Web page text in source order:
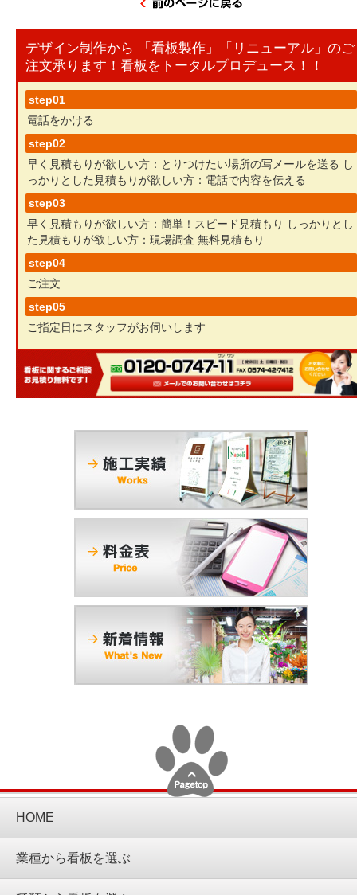
デザイン制作から 「看板製作」「リニューアル」のご
注文承ります！看板をトータルプロデュース！！
step01
電話をかける
step02
早く見積もりが欲しい方：とりつけたい場所の写メールを送る し
っかりとした見積もりが欲しい方：電話で内容を伝える
step03
早く見積もりが欲しい方：簡単！スピード見積もり
しっかりとし
た見積もりが欲しい方：現場調査 無料見積もり
step04
ご注文
step05
ご指定日にスタッフがお伺いします
HOME
業種から看板を選ぶ